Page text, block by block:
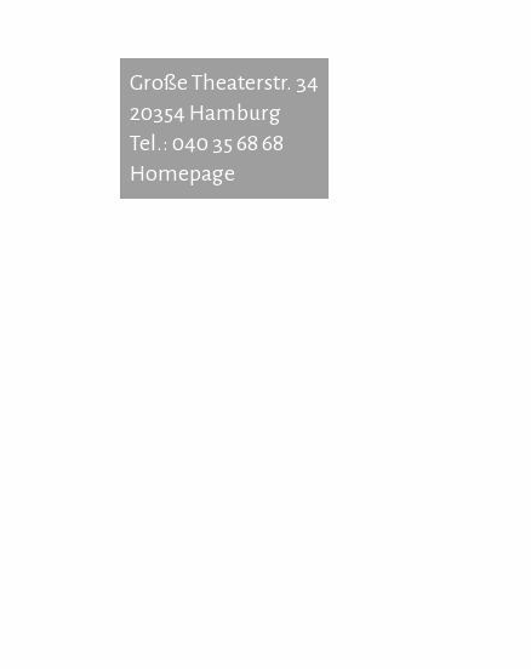
Große Theaterstr. 34
20354 Hamburg
Tel.: 040 35 68 68
Homepage